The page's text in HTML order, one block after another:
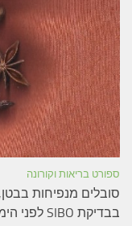
ספורט בריאות וקורונה
סובלים מנפיחות
בבדיקת SIBO לפני הימנעות מסוכרים